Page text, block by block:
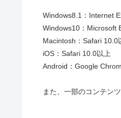
Windows8.1：Internet
Windows10：Microsoft
Macintosh：Safari 10.0
iOS：Safari 10.0以上
Android：Google
また、一部のコンテン